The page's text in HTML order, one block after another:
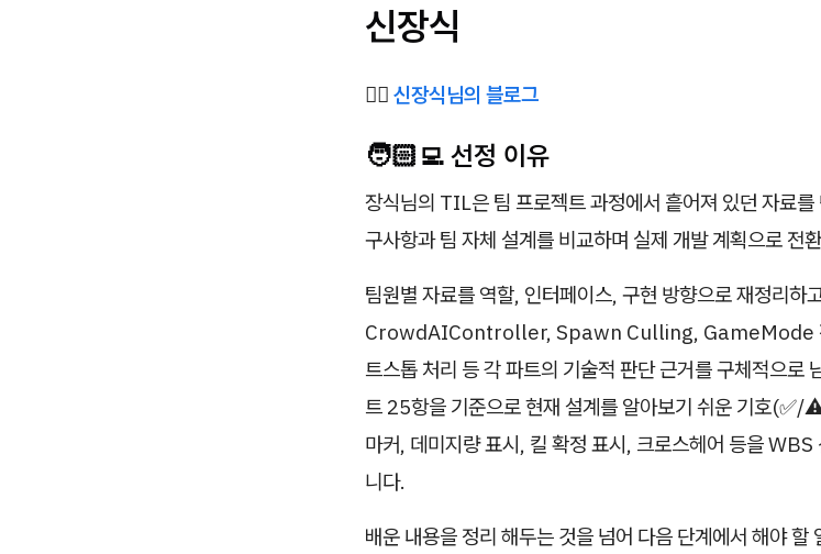
신장식
✍🏻 신장식님의 블로그
🧑🏻‍💻 선정 이유
장식님의 TIL은 팀 프로젝트 과정에서 흩어져 있던 자료
구사항과 팀 자체 설계를 비교하며 실제 개발 계획으로 전
팀원별 자료를 역할, 인터페이스, 구현 방향으로 재정
CrowdAIController, Spawn Culling, GameMode
트스톱 처리 등 각 파트의 기술적 판단 근거를 구체적으로
트 25항을 기준으로 현재 설계를 알아보기 쉬운 기호(✅/
마커, 데미지량 표시, 킬 확정 표시, 크로스헤어 등을
니다.
배운 내용을 정리 해두는 것을 넘어 다음 단계에서 해야